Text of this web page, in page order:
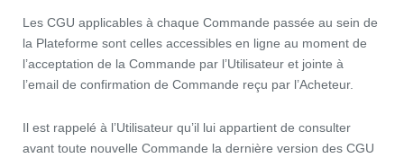
Les CGU applicables à chaque Commande passée au sein de
la Plateforme sont celles accessibles en ligne au moment de
l’acceptation de la Commande par l’Utilisateur et jointe à
l’email de confirmation de Commande reçu par l’Acheteur.
Il est rappelé à l’Utilisateur qu’il lui appartient de consulter
avant toute nouvelle Commande la dernière version des CGU